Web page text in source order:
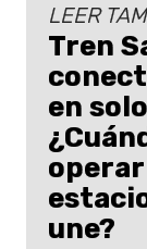
LEER
Tren
en
operar
une?